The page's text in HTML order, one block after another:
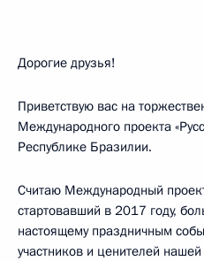
Дорогие друзья!
Приветствую вас на
Международного проекта
Республике Бразилии.
Считаю Международный
стартовавший в 2017 году,
настоящему праздничным
участников и ценителей